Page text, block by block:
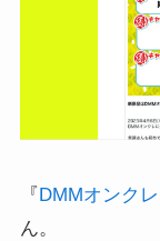
『DMMオンクレ
ん。